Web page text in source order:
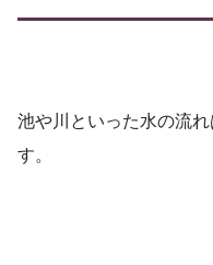
池や川といった水の流
す。